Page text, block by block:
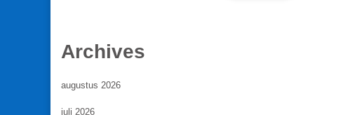
Archives
augustus 2026
juli 2026